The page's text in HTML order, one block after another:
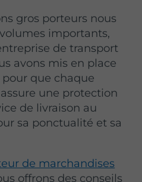
gros porteurs nous
importants,
de transport
avons mis en place
que chaque
une protection
de livraison au
sa ponctualité et sa
de marchandises
offrons des conseils